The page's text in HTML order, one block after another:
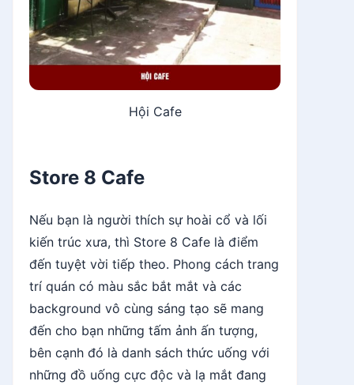
Hội Cafe
Store 8 Cafe
Nếu bạn là người thích sự hoài cổ và lối
kiến trúc xưa, thì Store 8 Cafe là điểm
đến tuyệt vời tiếp theo. Phong cách trang
trí quán có màu sắc bắt mắt và các
background vô cùng sáng tạo sẽ mang
đến cho bạn những tấm ảnh ấn tượng,
bên cạnh đó là danh sách thức uống với
những đồ uống cực độc và lạ mắt đang